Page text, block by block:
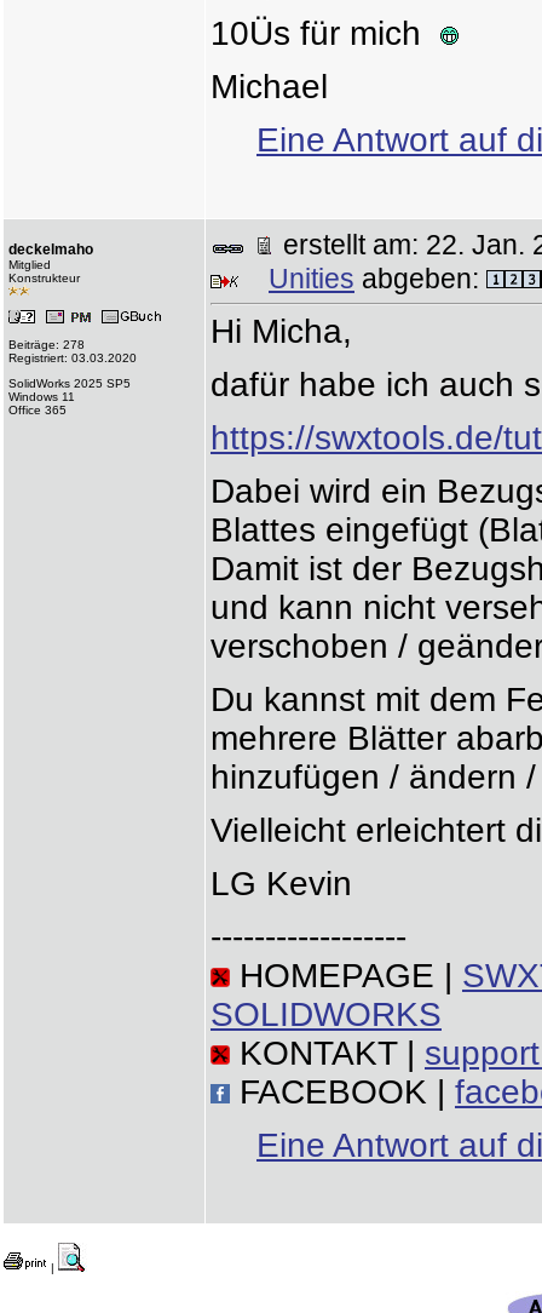
10Üs für mich
Michael
Eine Antwort auf
deckelmaho
Mitglied
Konstrukteur
Beiträge: 278
Registriert: 03.03.2020
SolidWorks 2025 SP5
Windows 11
Office 365
erstellt am: 22.
Unities abgeben:
Hi Micha,
dafür habe ich auch
https://swxtools.de/
Dabei wird ein
Blattes eingefügt
Damit ist der
und kann nicht
verschoben /
Du kannst mit dem
mehrere Blätter
hinzufügen / ändern
Vielleicht erleichtert
LG Kevin
------------------
HOMEPAGE |
SOLIDWORKS
KONTAKT |
FACEBOOK |
Eine Antwort auf
|